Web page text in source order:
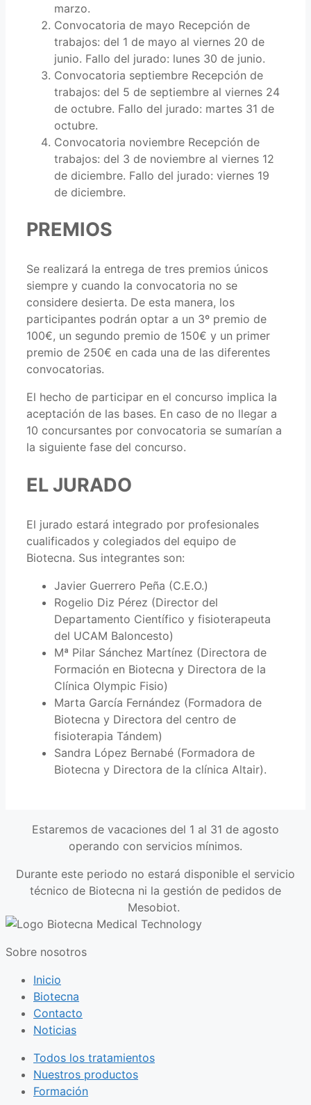
marzo.
Convocatoria de mayo Recepción de
trabajos: del 1 de mayo al viernes 20 de
junio. Fallo del jurado: lunes 30 de junio.
Convocatoria septiembre Recepción de
trabajos: del 5 de septiembre al viernes 24
de octubre. Fallo del jurado: martes 31 de
octubre.
Convocatoria noviembre Recepción de
trabajos: del 3 de noviembre al viernes 12
de diciembre. Fallo del jurado: viernes 19
de diciembre.
PREMIOS
Se realizará la entrega de tres premios únicos
siempre y cuando la convocatoria no se
considere desierta. De esta manera, los
participantes podrán optar a un 3º premio de
100€, un segundo premio de 150€ y un primer
premio de 250€ en cada una de las diferentes
convocatorias.
El hecho de participar en el concurso implica la
aceptación de las bases. En caso de no llegar a
10 concursantes por convocatoria se sumarían a
la siguiente fase del concurso.
EL JURADO
El jurado estará integrado por profesionales
cualificados y colegiados del equipo de
Biotecna. Sus integrantes son:
Javier Guerrero Peña (C.E.O.)
Rogelio Diz Pérez (Director del
Departamento Científico y fisioterapeuta
del UCAM Baloncesto)
Mª Pilar Sánchez Martínez (Directora de
Formación en Biotecna y Directora de la
Clínica Olympic Fisio)
Marta García Fernández (Formadora de
Biotecna y Directora del centro de
fisioterapia Tándem)
Sandra López Bernabé (Formadora de
Biotecna y Directora de la clínica Altair).
Estaremos de vacaciones del 1 al 31 de agosto
operando con servicios mínimos.
Durante este periodo no estará disponible el servicio
técnico de Biotecna ni la gestión de pedidos de
Mesobiot.
Sobre nosotros
Inicio
Biotecna
Contacto
Noticias
Todos los tratamientos
Nuestros productos
Formación